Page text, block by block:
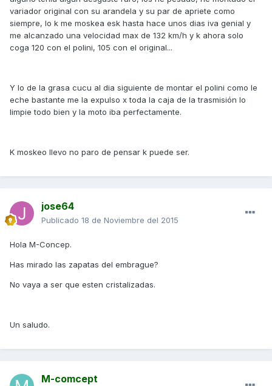
variador original con su arandela y su par de apriete como
siempre, lo k me moskea esk hasta hace unos dias iva genial y
me alcanzado una velocidad max de 132 km/h y k ahora solo
coga 120 con el polini, 105 con el original...
Y lo de la grasa cucu al dia siguiente de montar el polini como le
eche bastante me la expulso x toda la caja de la trasmisión lo
limpie todo bien y la moto iba perfectamente.
K moskeo llevo no paro de pensar k puede ser.
jose64
Publicado 18 de Noviembre del 2015
Hola M-Concep.
Has mirado las zapatas del embrague?
No vaya a ser que esten cristalizadas.
Un saludo.
M-comcept